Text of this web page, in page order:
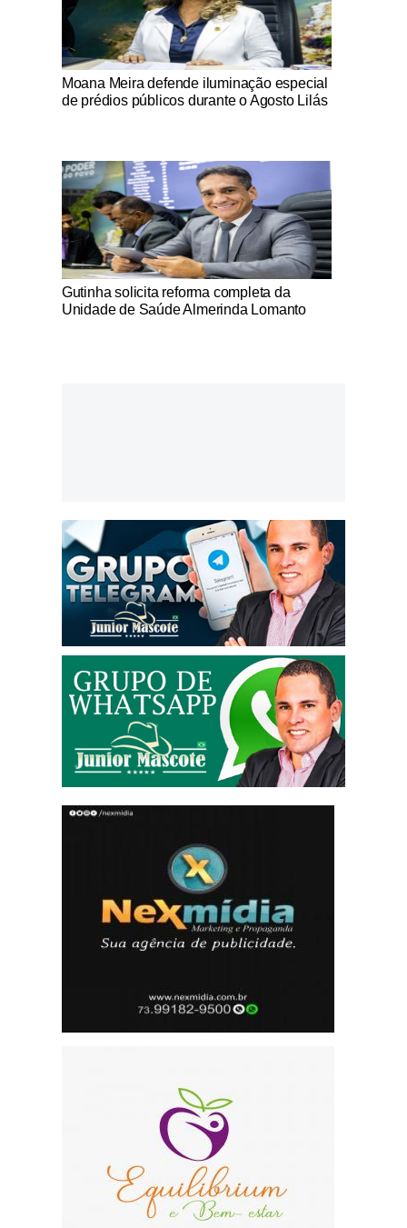
Notícias Católicas
Moana Meira defende iluminação especial
de prédios públicos durante o Agosto Lilás
Notícias Católicas
Gutinha solicita reforma completa da
Unidade de Saúde Almerinda Lomanto